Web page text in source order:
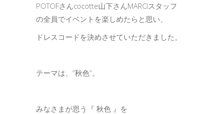
POTOFさんcocotte山下さんMARCIスタッフ
の全員でイベントを楽しめたらと思い、
ドレスコードを決めさせていただきました。
テーマは、”秋色”。
みなさまが思う『 秋色 』を